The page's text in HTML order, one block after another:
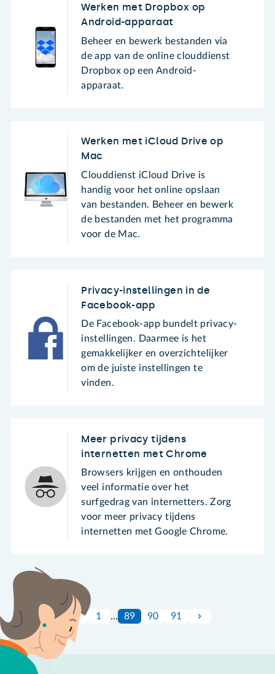
Werken met Dropbox op
Android-apparaat
Beheer en bewerk bestanden via
de app van de online clouddienst
Dropbox op een Android-
apparaat.
Werken met iCloud Drive op
Mac
Clouddienst iCloud Drive is
handig voor het online opslaan
van bestanden. Beheer en bewerk
de bestanden met het programma
voor de Mac.
Privacy-instellingen in de
Facebook-app
De Facebook-app bundelt privacy-
instellingen. Daarmee is het
gemakkelijker en overzichtelijker
om de juiste instellingen te
vinden.
Meer privacy tijdens
internetten met Chrome
Browsers krijgen en onthouden
veel informatie over het
surfgedrag van internetters. Zorg
voor meer privacy tijdens
internetten met Google Chrome.
1 … 89 90 91